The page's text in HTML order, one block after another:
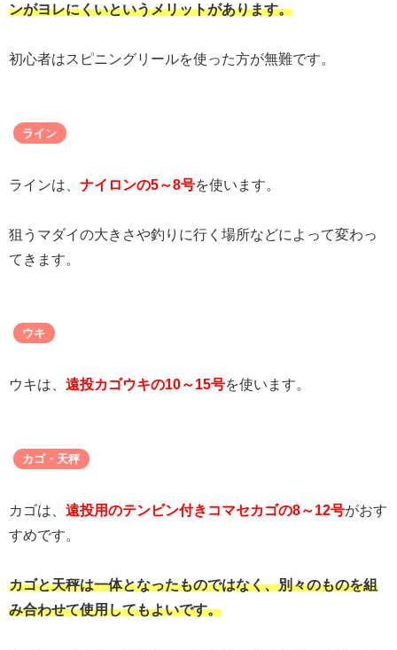
ンがヨレにくいというメリットがあります。
初心者はスピニングリールを使った方が無難です。
ライン
ラインは、 ナイロンの5～8号を使います。
狙うマダイの大きさや釣りに行く場所などによって変わっ
てきます。
ウキ
ウキは、 遠投カゴウキの10～15号を使います。
カゴ・天秤
カゴは、 遠投用のテンビン付きコマセカゴの8～12号がおす
すめです。
カゴと天秤は一体となったものではなく、別々のものを組
み合わせて使用してもよいです。